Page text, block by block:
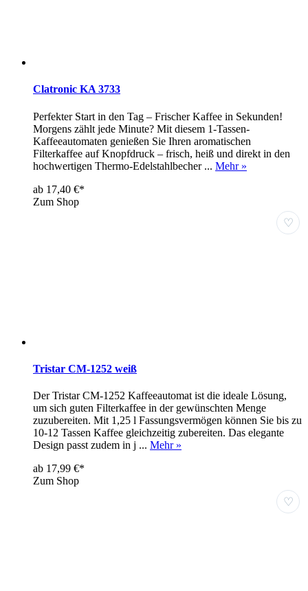
Clatronic KA 3733
Perfekter Start in den Tag – Frischer Kaffee in Sekunden!
Morgens zählt jede Minute? Mit diesem 1-Tassen-
Kaffeeautomaten genießen Sie Ihren aromatischen
Filterkaffee auf Knopfdruck – frisch, heiß und direkt in den
hochwertigen Thermo-Edelstahlbecher ... Mehr »
ab 17,40 €*
Zum Shop
♡
Tristar CM-1252 weiß
Der Tristar CM-1252 Kaffeeautomat ist die ideale Lösung,
um sich guten Filterkaffee in der gewünschten Menge
zuzubereiten. Mit 1,25 l Fassungsvermögen können Sie bis zu
10-12 Tassen Kaffee gleichzeitig zubereiten. Das elegante
Design passt zudem in j ... Mehr »
ab 17,99 €*
Zum Shop
♡